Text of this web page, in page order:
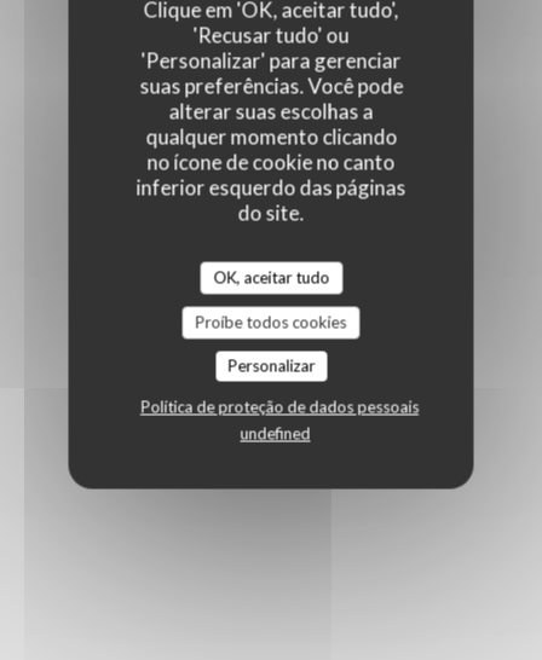
Clique em 'OK, aceitar tudo',
'Recusar tudo' ou
'Personalizar' para gerenciar
suas preferências. Você pode
alterar suas escolhas a
qualquer momento clicando
no ícone de cookie no canto
inferior esquerdo das páginas
do site.
OK, aceitar tudo
Proíbe todos cookies
Personalizar
Política de proteção de dados pessoais
undefined